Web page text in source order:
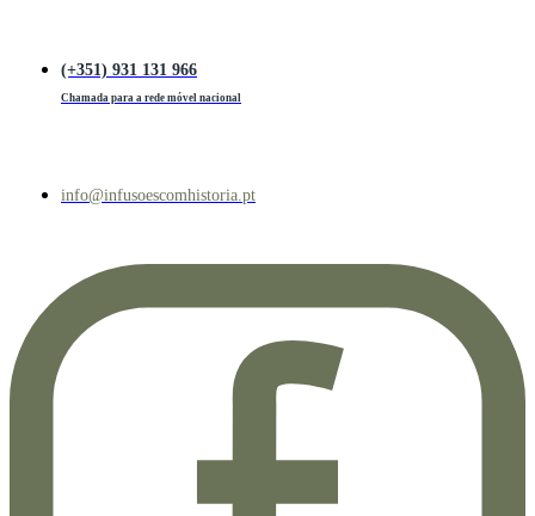
(+351) 931 131 966
Chamada para a rede móvel nacional
info@infusoescomhistoria.pt